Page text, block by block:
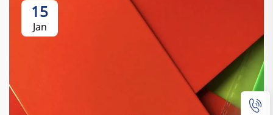
15
Jan